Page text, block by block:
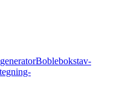
Boblebokstav-